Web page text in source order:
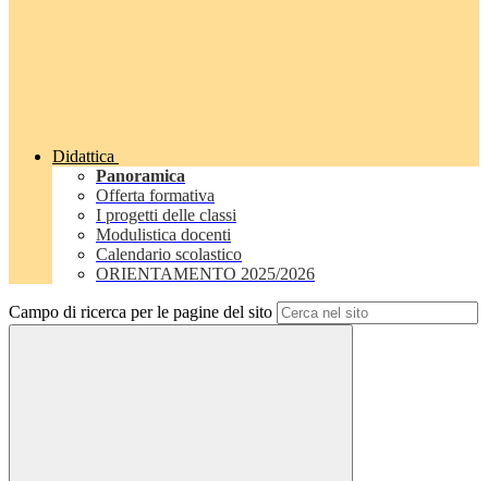
Didattica
Panoramica
Offerta formativa
I progetti delle classi
Modulistica docenti
Calendario scolastico
ORIENTAMENTO 2025/2026
Campo di ricerca per le pagine del sito